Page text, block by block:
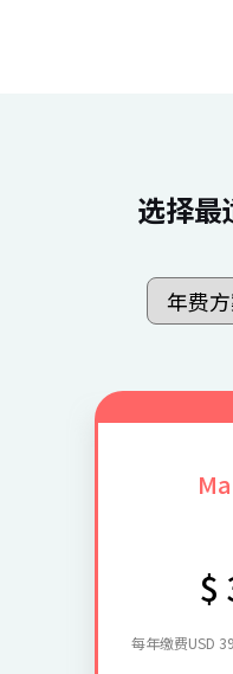
选择最
$
每年缴费USD